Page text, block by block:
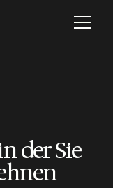
der Sie